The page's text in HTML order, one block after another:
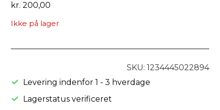
kr. 200,00
Ikke på lager
SKU: 1234445022894
Levering indenfor 1 - 3 hverdage
Lagerstatus verificeret